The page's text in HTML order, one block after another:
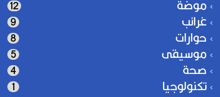
موضة 12
غرائب 9
حوارات 8
موسيقى 5
صحة 4
تكنولوجيا 1